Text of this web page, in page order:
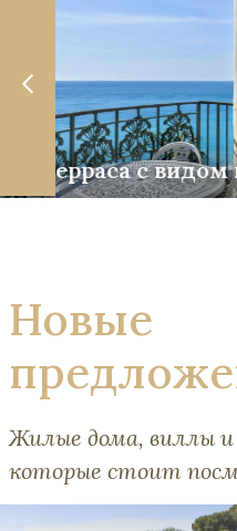
Новые
Жилые дома, виллы
которые стоит